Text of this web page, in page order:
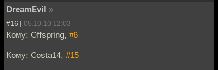
DreamEvil »
#16 | 05.10.10 12:03
Кому: Offspring, #6
Кому: Costa14, #15